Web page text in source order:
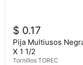
$ 0.17
Pija Multiusos
X 1 1/2
Tornillos TOREC